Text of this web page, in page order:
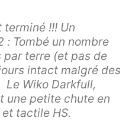
terminé !!! Un
: Tombé un nombre
terre (et pas de
intact malgré des
Wiko Darkfull,
une petite chute en
tactile HS.